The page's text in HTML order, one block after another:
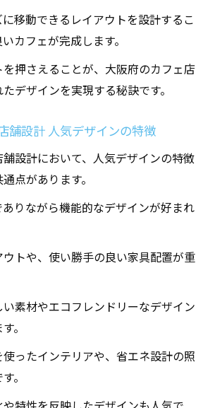
移動できるレイアウトを設計するこ
カフェが完成します。
押さえることが、大阪府のカフェ店
デザインを実現する秘訣です。
舗設計 人気デザインの特徴
設計において、人気デザインの特徴
点があります。
りながら機能的なデザインが好まれ
トや、使い勝手の良い家具配置が重
素材やエコフレンドリーなデザイン
。
ったインテリアや、省エネ設計の照
。